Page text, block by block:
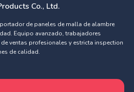
Co., Ltd.
de paneles de malla de alambre
Equipo avanzado, trabajadores
ventas profesionales y estricta inspection
de calidad.